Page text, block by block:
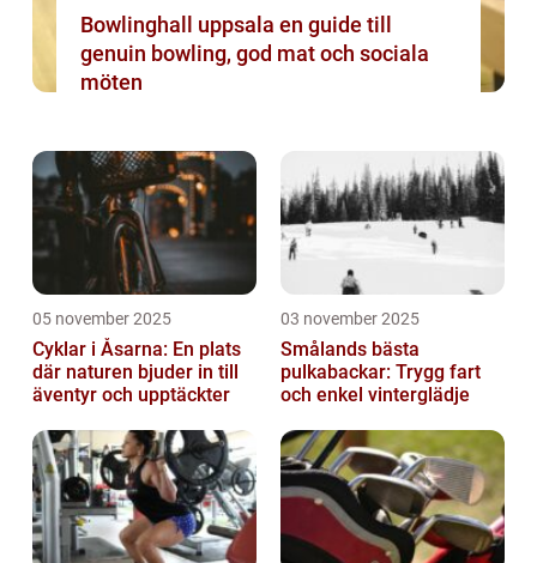
Bowlinghall uppsala en guide till
genuin bowling, god mat och sociala
möten
05 november 2025
Cyklar i Åsarna: En plats
där naturen bjuder in till
äventyr och upptäckter
03 november 2025
Smålands bästa
pulkabackar: Trygg fart
och enkel vinterglädje